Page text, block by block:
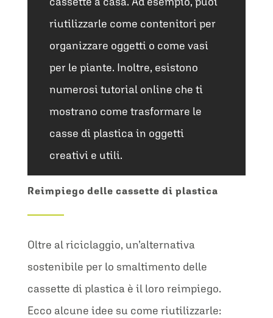
riutilizzarle come contenitori per
organizzare oggetti o come vasi
per le piante. Inoltre, esistono
numerosi tutorial online che ti
mostrano come trasformare le
casse di plastica in oggetti
creativi e utili.
Reimpiego delle cassette di plastica
Oltre al riciclaggio, un’alternativa
sostenibile per lo smaltimento delle
cassette di plastica è il loro reimpiego.
Ecco alcune idee su come riutilizzarle: